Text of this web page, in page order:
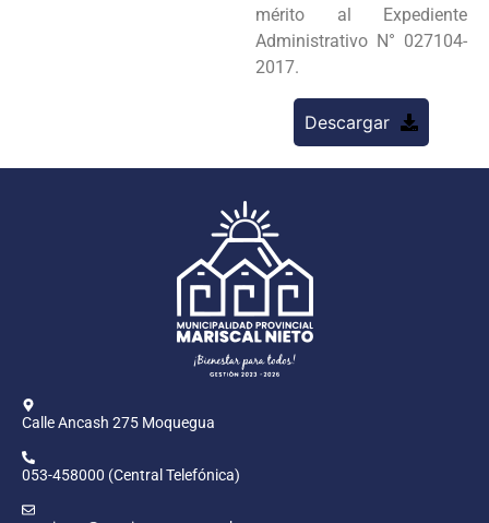
mérito al Expediente
Administrativo N° 027104-
2017.
Descargar
Calle Ancash 275 Moquegua
053-458000 (Central Telefónica)